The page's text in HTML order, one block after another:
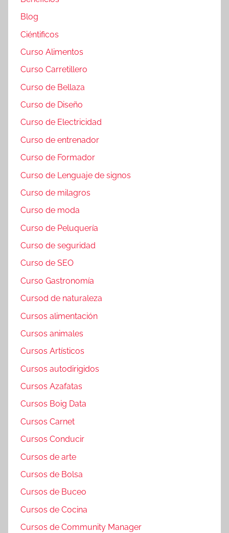
Blog
Ciéntificos
Curso Alimentos
Curso Carretillero
Curso de Bellaza
Curso de Diseño
Curso de Electricidad
Curso de entrenador
Curso de Formador
Curso de Lenguaje de signos
Curso de milagros
Curso de moda
Curso de Peluquería
Curso de seguridad
Curso de SEO
Curso Gastronomía
Cursod de naturaleza
Cursos alimentación
Cursos animales
Cursos Artísticos
Cursos autodirigidos
Cursos Azafatas
Cursos Boig Data
Cursos Carnet
Cursos Conducir
Cursos de arte
Cursos de Bolsa
Cursos de Buceo
Cursos de Cocina
Cursos de Community Manager